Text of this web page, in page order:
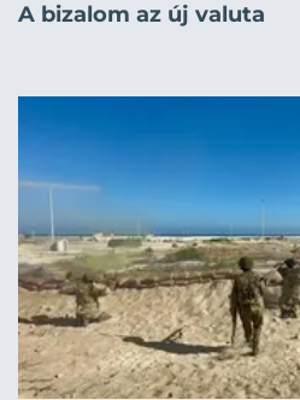
A bizalom az új valuta